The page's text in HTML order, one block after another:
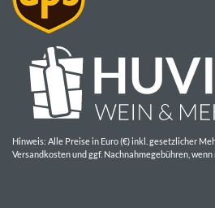
Hinweis: Alle Preise in Euro (€) inkl. gesetzlicher
Versandkosten und ggf. Nachnahmegebühren,